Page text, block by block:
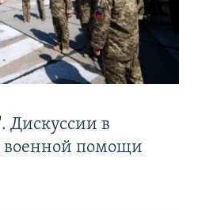
Дискуссии в
военной помощи